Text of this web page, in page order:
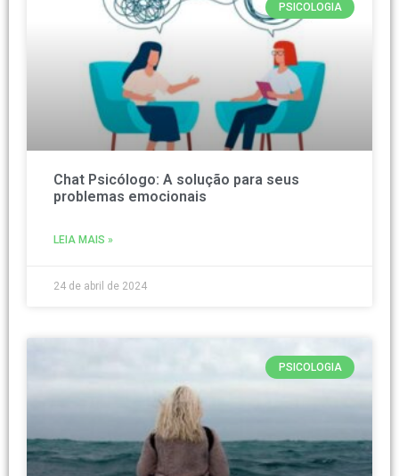
PSICOLOGIA
Chat Psicólogo: A solução para seus
problemas emocionais
LEIA MAIS »
24 de abril de 2024
PSICOLOGIA